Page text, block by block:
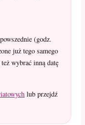
(godz.
już tego samego
wybrać inną datę
lub przejdź